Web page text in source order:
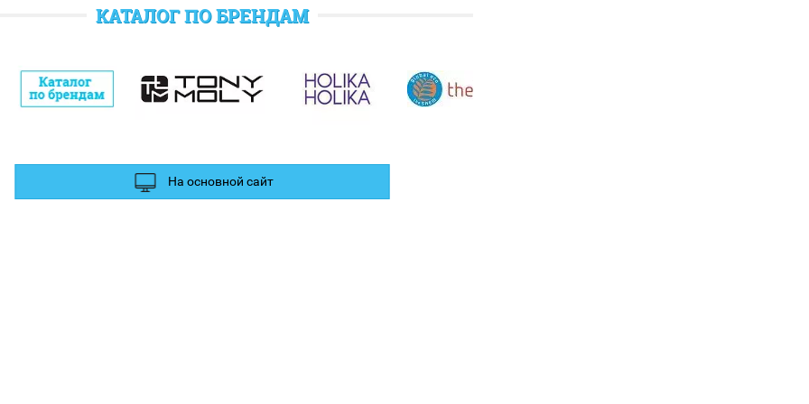
баллы Вы можете получить за отзыв и фотографии в
КАТАЛОГ ПО БРЕНДАМ
На основной сайт